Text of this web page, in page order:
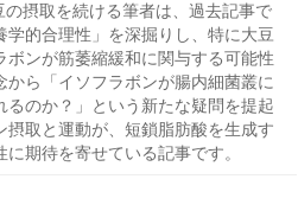
の摂取を続ける筆者は、過去記事で
的合理性」を深掘りし、特に大豆
ンが筋萎縮緩和に関与する可能性
ら「イソフラボンが腸内細菌叢に
るのか？」という新たな疑問を提起
摂取と運動が、短鎖脂肪酸を生成す
期待を寄せている記事です。